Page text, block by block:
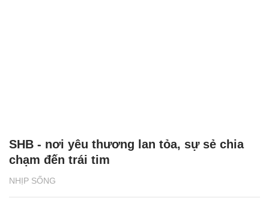
NHỊP SỐNG
SHB - nơi yêu thương lan tỏa, sự sẻ chia
chạm đến trái tim